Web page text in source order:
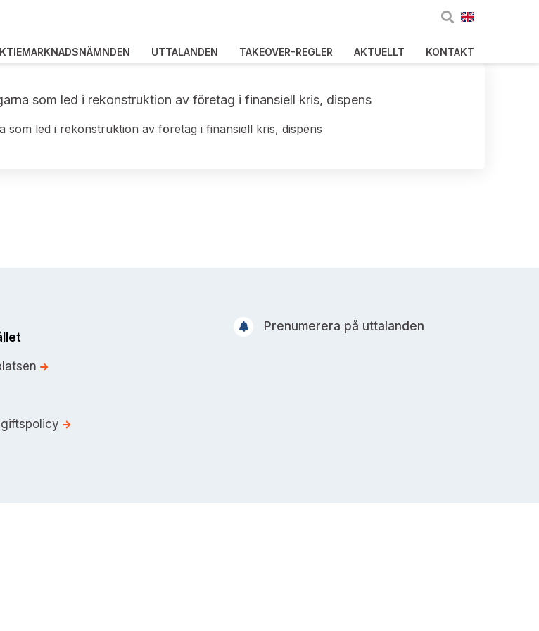
UTTALANDEN TAKEOVER-REGLER AKTUELLT KONTAKT
som led i rekonstruktion av företag i finansiell kris, dispens
led i rekonstruktion av företag i finansiell kris, dispens
Prenumerera på uttalanden